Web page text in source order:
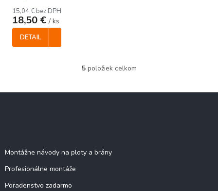
15,04 € bez DPH
18,50 € / ks
DETAIL
O
l
p
5položiek celkom
Montážne návody na ploty a brány
Profesionálne montáže
Poradenstvo zadarmo